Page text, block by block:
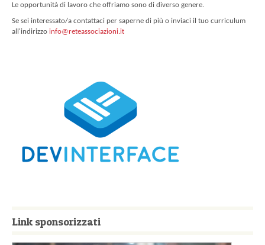
Le opportunità di lavoro che offriamo sono di diverso genere.
Se sei interessato/a contattaci per saperne di più o inviaci il tuo curriculum
all'indirizzo info@reteassociazioni.it
Link sponsorizzati